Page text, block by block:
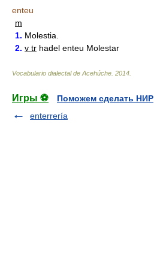
enteu
m
1. Molestia.
2. v tr hadel enteu Molestar
Vocabulario dialectal de Acehúche 2014
Игры ⚽
Поможем сделать НИР
enterrería